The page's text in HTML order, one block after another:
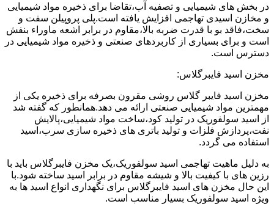
در بخش های شیمیایی و تصفیه آب،تقاضا برای ذخیره مواد شیمیایی
و مخازن اسیدی تهاجمی افزایش یافته است.پلی پروپیلن سفت و
سخت،فاقد بو با قدرت ضربه بالا،مقاوم در برابر اشعه ماوراء بنفش
است و برای بسیاری از کاربردهای صنعتی و ذخیره مواد شیمیایی در
دسترس است.
مخزن اسید فایبرگلاس:
مخزن اسید فایبر گلاس روشی مقرون بصرفه برای ذخیره یکی از
مهمترین مواد شیمیایی صنعتی ارائه می دهد.همانطور که گفته شد
از اسید سولفوریک در تولید کود،ساخت مواد شیمیایی،پالایش
نفت،پردازش فلزات و تولید باتری های ذخیره سازی سرب،اسید
استفاده می گردد.
به دلیل ماهیت تهاجمی اسید سولفوریک،یک مخزن فایبرگلاس باید با
رزین های با کیفیت بالا و شیشه مقاوم در برابر اسید ساخته شود.با
این حال مخزن های اسید فایبرگلاس برای نگهداری انواع اسید ها به
ویژه اسید سولفوریک بسیار مناسب است.